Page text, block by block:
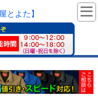
とよた】